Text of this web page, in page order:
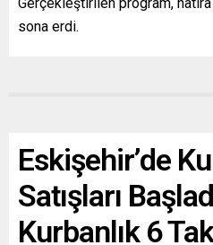
sona erdi.
Eskişehir’de
Satışları
Kurbanlık 6